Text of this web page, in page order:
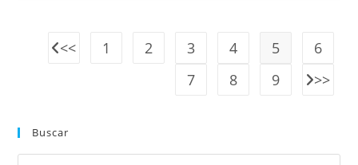
1 2 3 4 5
6
7
8 9
Buscar